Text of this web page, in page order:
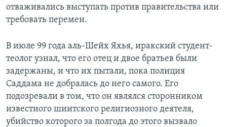
отваживались выступать против правительства или
требовать перемен.
В июле 99 года аль-Шейх Яхья, иракский студент-
теолог узнал, что его отец и двое братьев были
задержаны, и что их пытали, пока полиция
Саддама не добралась до него самого. Его
подозревали в том, что он являлся сторонником
известного шиитского религиозного деятеля,
убийство которого за полгода до этого вызвало